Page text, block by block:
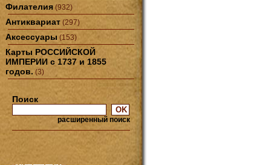
Филателия (932)
Антиквариат (297)
Аксессуары (153)
Карты РОССИЙСКОЙ
ИМПЕРИИ с 1737 и 1855
годов. (3)
Поиск
расширенный поиск